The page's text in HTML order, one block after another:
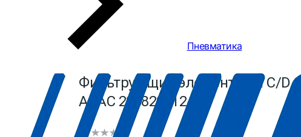
Пневматика
Фильтрующий элемент для C/D 90
ABAC 2258290124